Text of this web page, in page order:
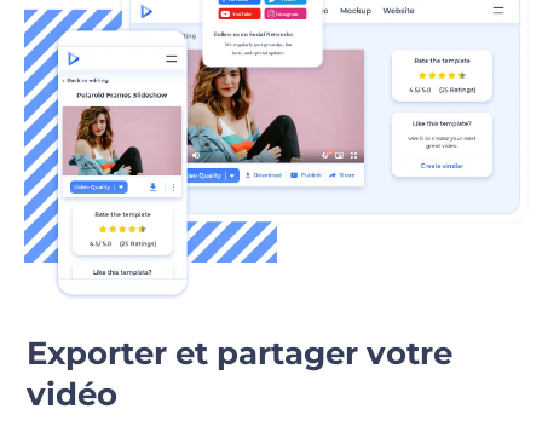
Exporter et partager votre
vidéo